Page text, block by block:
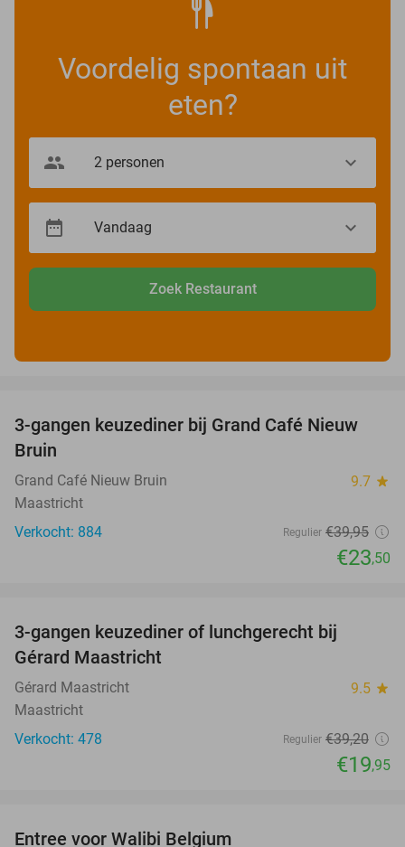
Voordelig spontaan uit
eten?
Zoek Restaurant
41%
3-gangen keuzediner bij Grand Café Nieuw
Bruin
Grand Café Nieuw Bruin 9.7 star
Maastricht
Verkocht: 884
Regulier €39,95
€23,50
3-gangen keuzediner of lunchgerecht bij
Gérard Maastricht
Gérard Maastricht 9.5 star
Maastricht
Verkocht: 478
Regulier €39,20
€19,95
Entree voor Walibi Belgium